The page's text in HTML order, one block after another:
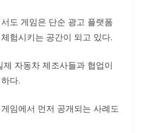
도 게임은 단순 광고 플랫폼
험시키는 공간이 되고 있다.
자동차 제조사들과 협업이
다.
임에서 먼저 공개되는 사례도